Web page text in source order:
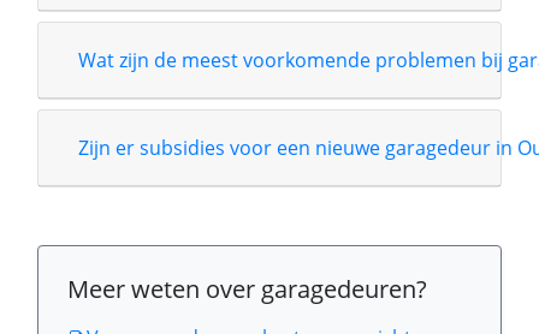
Wat zijn de meest voorkomende problemen bij
Zijn er subsidies voor een nieuwe garagedeur in
Meer weten over garagedeuren?